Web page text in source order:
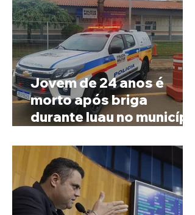
Jovem de 24 anos é
morto após briga
durante luau no município